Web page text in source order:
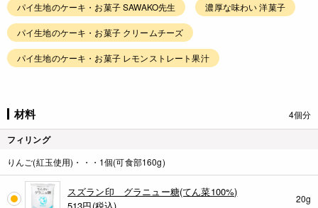
パイ生地のケーキ・お菓子 SAWAKO先生 濃厚な味わい 洋菓子
パイ生地のケーキ・お菓子 クリームチーズ
パイ生地のケーキ・お菓子 レモンストレート果汁
材料 4個分
フィリング
りんご(紅玉使用)・・・1個(可食部160g)
スズラン印 グラニュー糖(てん菜100%)
20g